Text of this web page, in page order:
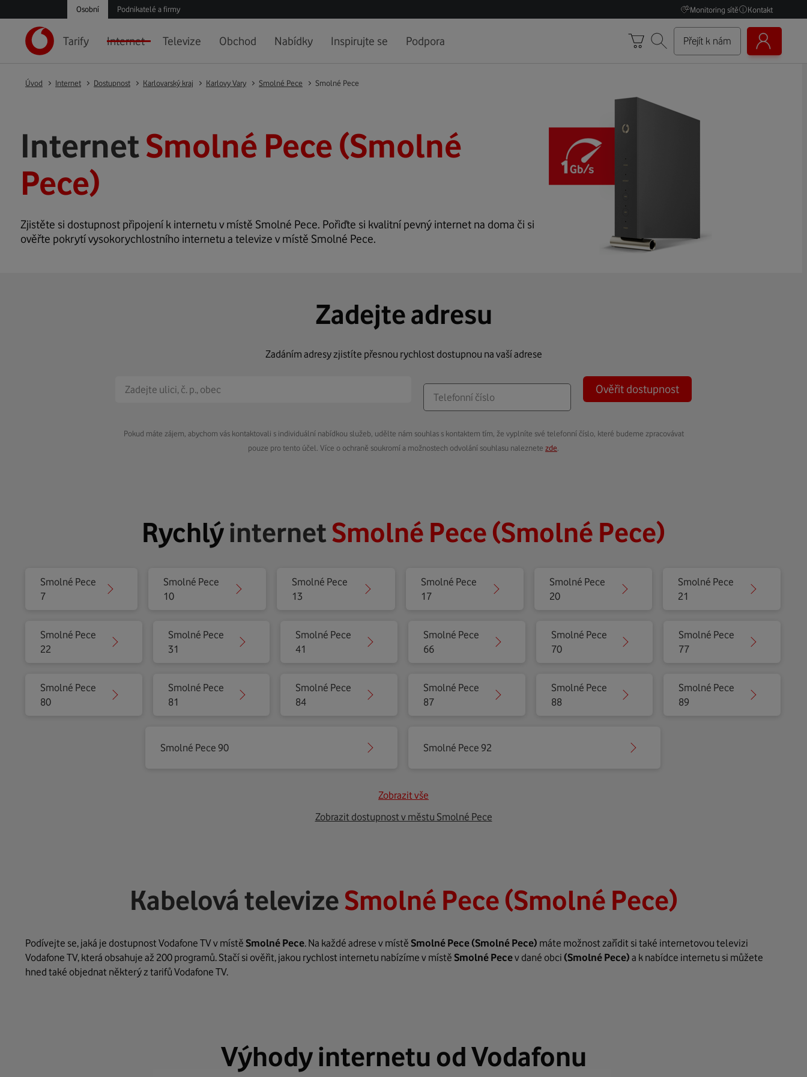
Osobní Podnikatelé a firmy Monitoring sítě Kontakt
Tarify Internet Televize Obchod Nabídky Inspirujte se Podpora Přejít k nám
Úvod Internet Dostupnost Karlovarský kraj Karlovy Vary Smolné Pece Smolné Pece
InternetSmolné Pece (Smolné
Pece)
Zjistěte si dostupnost připojení k internetu v místě Smolné Pece. Pořiďte si kvalitní pevný internet na doma či si
ověřte pokrytí vysokorychlostního internetu a televize v místě Smolné Pece.
Zadejte adresu
Zadáním adresy zjistíte přesnou rychlost dostupnou na vaší adrese
Ověřit dostupnost
Pokud máte zájem, abychom vás kontaktovali s individuální nabídkou služeb, udělte nám souhlas s kontaktem tím, že vyplníte své telefonní číslo, které budeme zpracovávat
pouze pro tento účel. Více o ochraně soukromí a možnostech odvolání souhlasu naleznete zde
RychlýinternetSmolné Pece (Smolné Pece)
Smolné Pece
7
Smolné Pece
10
Smolné Pece
13
Smolné Pece
17
Smolné Pece
20
Smolné Pece
21
Smolné Pece
22
Smolné Pece
31
Smolné Pece
41
Smolné Pece
66
Smolné Pece
70
Smolné Pece
77
Smolné Pece
80
Smolné Pece
81
Smolné Pece
84
Smolné Pece
87
Smolné Pece
88
Smolné Pece
89
Smolné Pece 90 Smolné Pece 92
Zobrazit vše
Zobrazit dostupnost v městu Smolné Pece
Kabelová televizeSmolné Pece (Smolné Pece)
Podívejte se, jaká je dostupnost Vodafone TV v místě Smolné Pece. Na každé adrese v místě Smolné Pece(Smolné Pece) máte možnost zařídit si také internetovou televizi
Vodafone TV, která obsahuje až 200 programů. Stačí si ověřit, jakou rychlost internetu nabízíme v místě Smolné Pecev dané obci (Smolné Pece) a k nabídce internetu si můžete
hned také objednat některý z tarifů Vodafone TV.
Výhody internetu od Vodafonu